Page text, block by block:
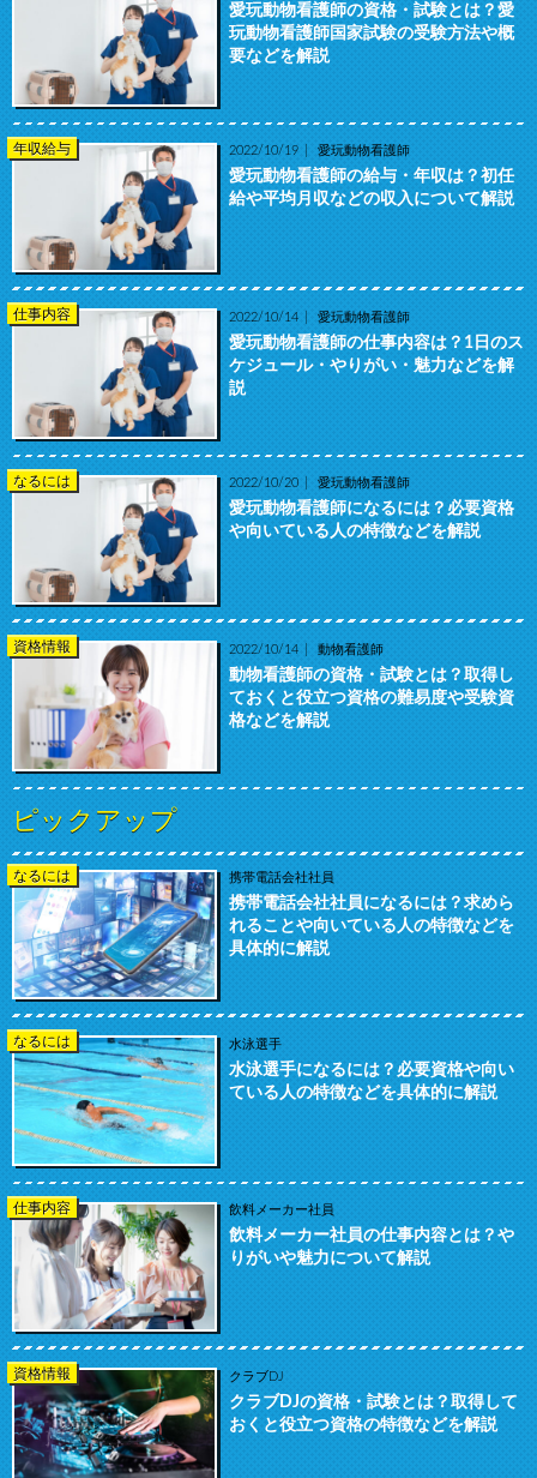
愛玩動物看護師の資格・試験とは？愛
玩動物看護師国家試験の受験方法や概
要などを解説
年収給与 2022/10/19 愛玩動物看護師
愛玩動物看護師の給与・年収は？初任
給や平均月収などの収入について解説
仕事内容 2022/10/14 愛玩動物看護師
愛玩動物看護師の仕事内容は？1日のス
ケジュール・やりがい・魅力などを解
説
なるには 2022/10/20 愛玩動物看護師
愛玩動物看護師になるには？必要資格
や向いている人の特徴などを解説
資格情報 2022/10/14 動物看護師
動物看護師の資格・試験とは？取得し
ておくと役立つ資格の難易度や受験資
格などを解説
ピックアップ
なるには 携帯電話会社社員
携帯電話会社社員になるには？求めら
れることや向いている人の特徴などを
具体的に解説
なるには 水泳選手
水泳選手になるには？必要資格や向い
ている人の特徴などを具体的に解説
仕事内容 飲料メーカー社員
飲料メーカー社員の仕事内容とは？や
りがいや魅力について解説
資格情報 クラブDJ
クラブDJの資格・試験とは？取得して
おくと役立つ資格の特徴などを解説